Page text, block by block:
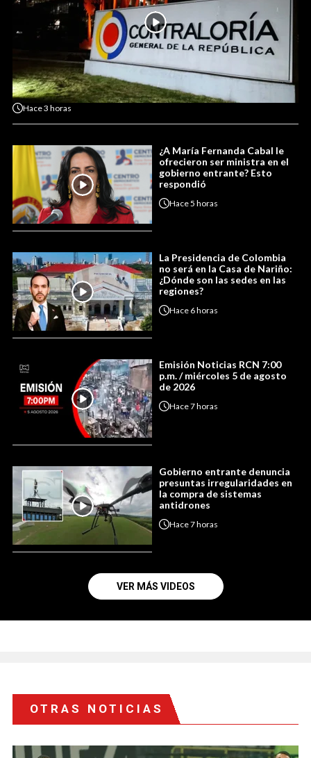
Hace3 horas
¿A María Fernanda Cabal le
ofrecieron ser ministra en el
gobierno entrante? Esto
respondió
Hace5 horas
La Presidencia de Colombia
no será en la Casa de Nariño:
¿Dónde son las sedes en las
regiones?
Hace 6 horas
Emisión Noticias RCN 7:00
p.m. / miércoles 5 de agosto
de 2026
Hace7 horas
Gobierno entrante denuncia
presuntas irregularidades en
la compra de sistemas
antidrones
Hace7 horas
VER MÁS VIDEOS
OTRAS NOTICIAS